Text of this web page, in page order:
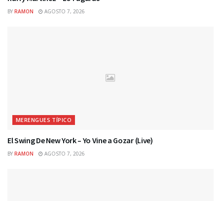
BY RAMON AGOSTO 7, 2026
MERENGUES TÍPICO
El Swing De New York – Yo Vine a Gozar (Live)
BY RAMON AGOSTO 7, 2026